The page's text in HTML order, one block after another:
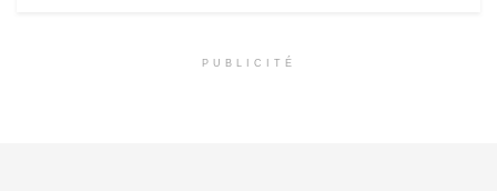
PUBLICITÉ